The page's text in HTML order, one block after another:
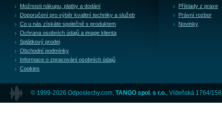
Možnosti nákupu, platby a dodání
Doporučení pro výběr kvalitní techniky a služeb
Co u nás získáte společně s produktem
Ochrana osobních údajů a image klienta
Splátkový prodej
Obchodní podmínky
Informace o zpracování osobních údajů
Cookies
Příklady z praxe
Právní rozbor
Novinky
© 1999-2026 Odposlechy.com, TANGO spol. s r.o. , Vídeňská 1764/